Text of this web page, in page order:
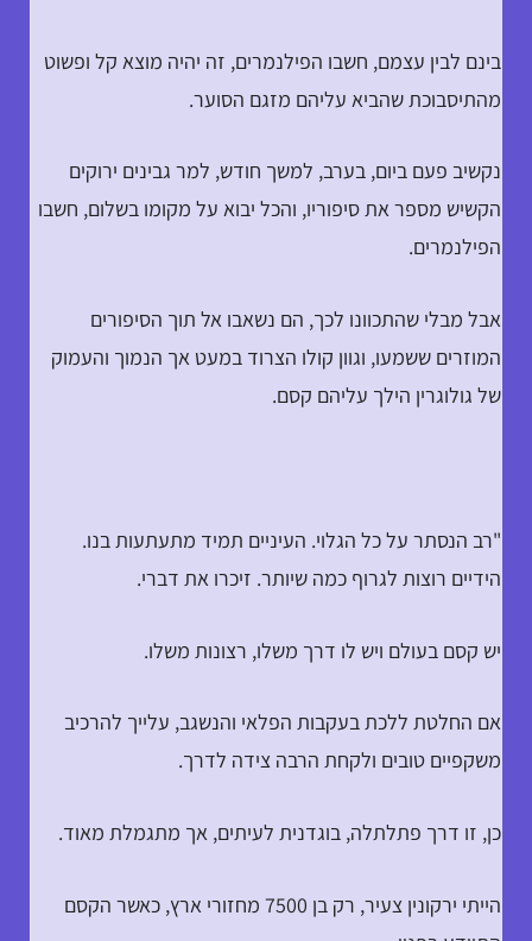
בינם לבין עצמם, חשבו הפילנמרים, זה יהיה מוצא קל ופשוט
מהתיסבוכת שהביא עליהם מזגם הסוער.
נקשיב פעם ביום, בערב, למשך חודש, למר גבינים ירוקים
הקשיש מספר את סיפוריו, והכל יבוא על מקומו בשלום, חשבו
הפילנמרים.
אבל מבלי שהתכוונו לכך, הם נשאבו אל תוך הסיפורים
המוזרים ששמעו, וגוון קולו הצרוד במעט אך הנמוך והעמוק
של גולוגרין הילך עליהם קסם.
"רב הנסתר על כל הגלוי. העיניים תמיד מתעתעות בנו.
הידיים רוצות לגרוף כמה שיותר. זיכרו את דברי.
יש קסם בעולם ויש לו דרך משלו, רצונות משלו.
אם החלטת ללכת בעקבות הפלאי והנשגב, עלייך להרכיב
משקפיים טובים ולקחת הרבה צידה לדרך.
כן, זו דרך פתלתלה, בוגדנית לעיתים, אך מתגמלת מאוד.
הייתי ירקונין צעיר, רק בן 7500 מחזורי ארץ, כאשר הקסם